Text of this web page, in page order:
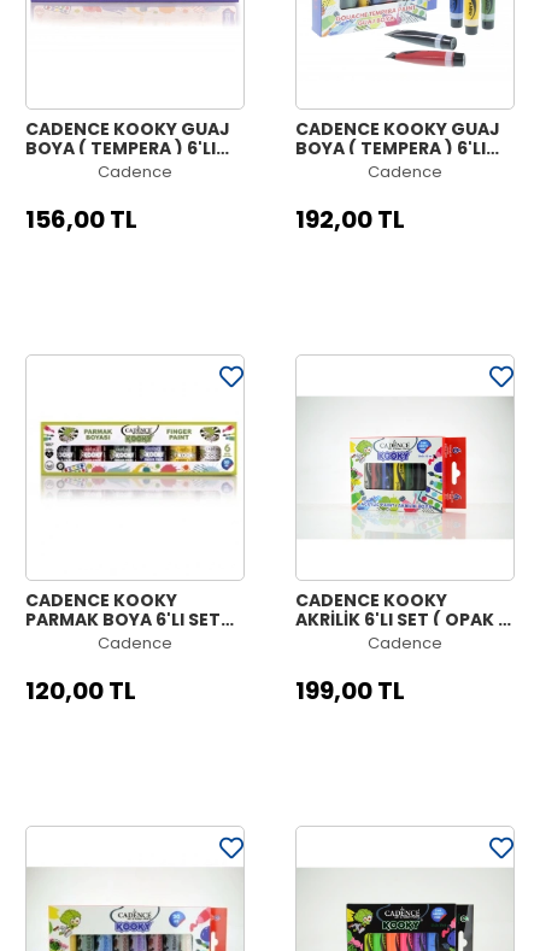
CADENCE KOOKY GUAJ
BOYA ( TEMPERA ) 6'LI
SET 30MLCadence
156,00 TL
CADENCE KOOKY GUAJ
BOYA ( TEMPERA ) 6'LI
SET 15MLCadence
192,00 TL
CADENCE KOOKY
PARMAK BOYA 6'LI SET
Cadence
120,00 TL
CADENCE KOOKY
AKRİLİK 6'LI SET ( OPAK )
Cadence
199,00 TL